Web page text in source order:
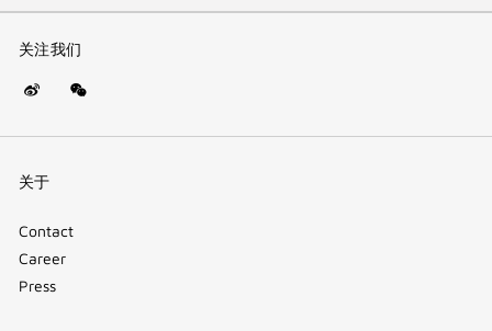
关注我们
Weibo
(new(QR
关于
Contact
Career
Press